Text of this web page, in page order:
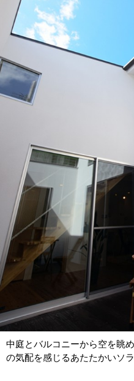
中庭とバルコニーから空を眺
の気配を感じるあたたかいソ